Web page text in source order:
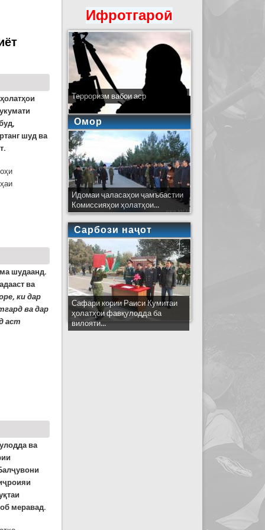
ҳалокшудагон узви як хонадон буданд
шуд ва
шудаанд.
ва
ки дар
ва дар
аст
ва
меравад.
Ифротгароӣ
Терроризм вабои аср
Омор
Идомаи ҷаласаҳои ҷамъбастии
Комиссияҳои ҳолатҳои...
Сарбози наҷот
Сафари кории Раиси Кумитаи
ҳолатҳои фавқулодда ба
вилояти...